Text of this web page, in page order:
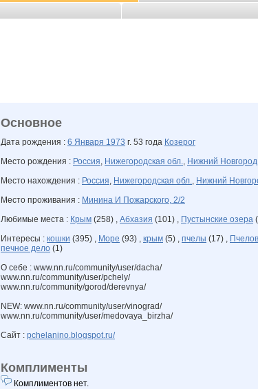
Основное
Дата рождения : 6 Января 1973 г. 53 года Козерог
Место рождения : Россия, Нижегородская обл., Нижний Новгород
Место нахождения : Россия, Нижегородская обл., Нижний
Место проживания : Минина И Пожарского, 2/2
Любимые места : Крым (258) , Абхазия (101) , Пустынские озера
Интересы : кошки (395) , Море (93) , крым (5) , пчелы (17) ,
печное дело (1)
О себе : www.nn.ru/community/user/dacha/
www.nn.ru/community/user/pchely/
www.nn.ru/community/gorod/derevnya/
NEW: www.nn.ru/community/user/vinograd/
www.nn.ru/community/user/medovaya_birzha/
Сайт : pchelanino.blogspot.ru/
Комплименты
Комплиментов нет.